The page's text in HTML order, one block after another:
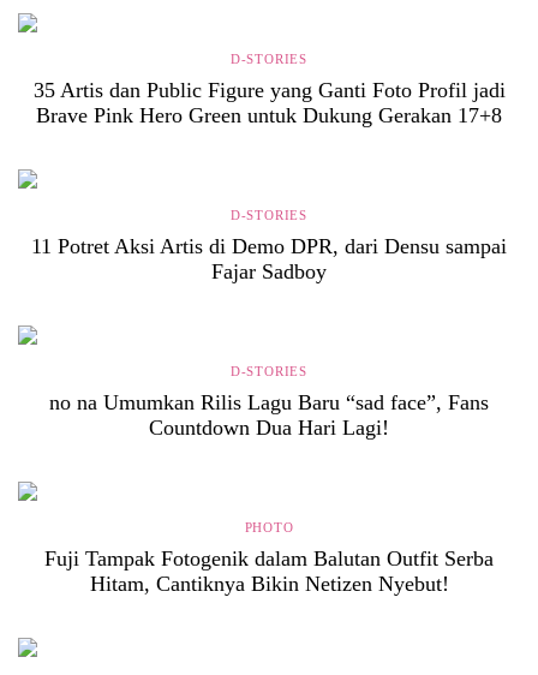
D-STORIES
35 Artis dan Public Figure yang Ganti Foto Profil jadi
Brave Pink Hero Green untuk Dukung Gerakan 17+8
D-STORIES
11 Potret Aksi Artis di Demo DPR, dari Densu sampai
Fajar Sadboy
D-STORIES
no na Umumkan Rilis Lagu Baru “sad face”, Fans
Countdown Dua Hari Lagi!
PHOTO
Fuji Tampak Fotogenik dalam Balutan Outfit Serba
Hitam, Cantiknya Bikin Netizen Nyebut!